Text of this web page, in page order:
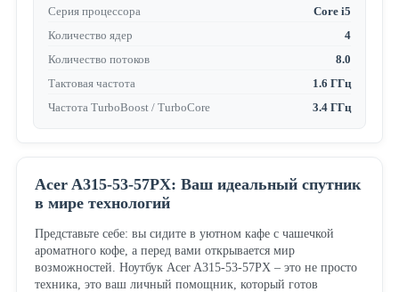
Серия процессора
Core i5
Количество ядер
4
Количество потоков
8.0
Тактовая частота
1.6 ГГц
Частота TurboBoost / TurboCore
3.4 ГГц
Acer A315-53-57PX: Ваш идеальный спутник
в мире технологий
Представьте себе: вы сидите в уютном кафе с чашечкой
ароматного кофе, а перед вами открывается мир
возможностей. Ноутбук Acer A315-53-57PX – это не просто
техника, это ваш личный помощник, который готов